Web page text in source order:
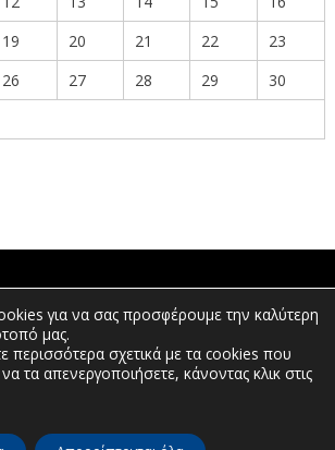
19 20 21 22
23
26 27 28 29
30
ΠΟΛΙΤΕΣ
ΕΠΕΝΔΥΤΕΣ
για να σας προσφέρουμε την καλύτερη
μας.
περισσότερα σχετικά με τα cookies που
τα απενεργοποιήσετε, κάνοντας κλικ στις